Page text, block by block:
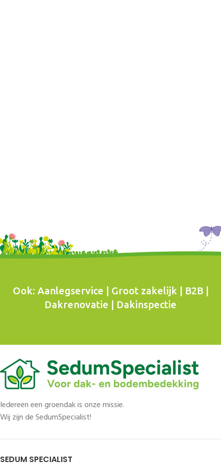
Ook: Aanlegservice | Groot zakelijk | B2B |
Dakrenovatie | Dakinspectie
Iedereen een groendak is onze missie.
Wij zijn de SedumSpecialist!
SEDUM SPECIALIST